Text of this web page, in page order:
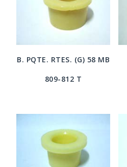
B. PQTE. RTES. (G) 58 MB
809-812 T